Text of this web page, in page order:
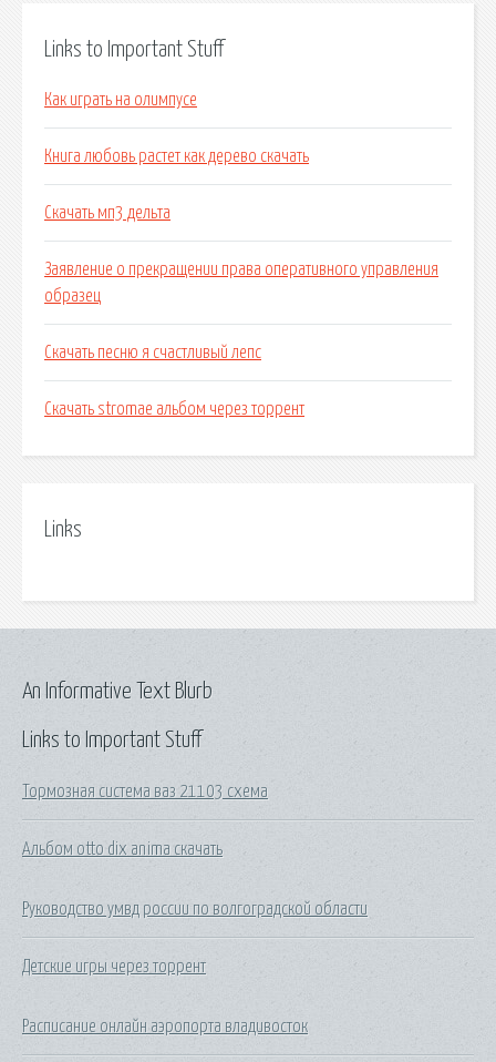
Links to Important Stuff
Как играть на олимпусе
Книга любовь растет как дерево скачать
Скачать мп3 дельта
Заявление о прекращении права оперативного управления
образец
Скачать песню я счастливый лепс
Скачать stromae альбом через торрент
Links
Links to Important Stuff
Тормозная система ваз 21103 схема
Альбом otto dix anima скачать
Руководство умвд россии по волгоградской области
Детские игры через торрент
Расписание онлайн аэропорта владивосток
An Informative Text Blurb